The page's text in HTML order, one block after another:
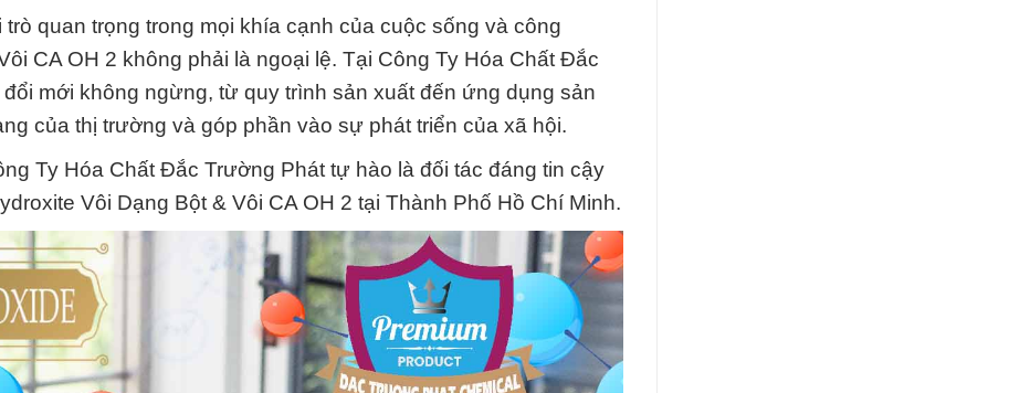
quan trọng trong mọi khía cạnh của cuộc sống và công
CA OH 2 không phải là ngoại lệ. Tại Công Ty Hóa Chất Đắc
mới không ngừng, từ quy trình sản xuất đến ứng dụng sản
của thị trường và góp phần vào sự phát triển của xã hội.
Ty Hóa Chất Đắc Trường Phát tự hào là đối tác đáng tin cậy
Vôi Dạng Bột & Vôi CA OH 2 tại Thành Phố Hồ Chí Minh.